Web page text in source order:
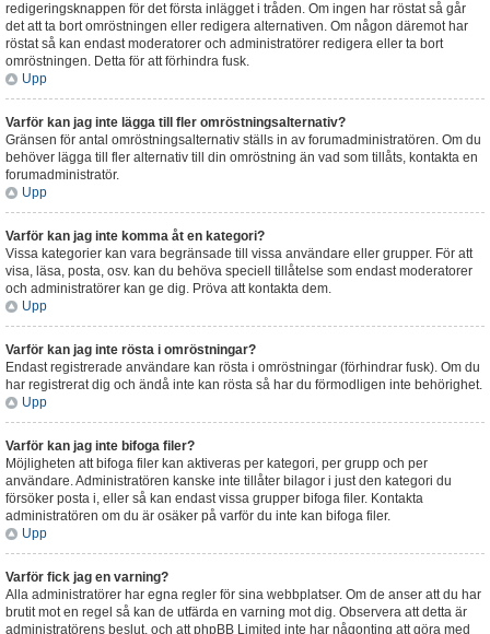
redigeringsknappen för det första inlägget i tråden. Om ingen har röstat så går
det att ta bort omröstningen eller redigera alternativen. Om någon däremot har
röstat så kan endast moderatorer och administratörer redigera eller ta bort
omröstningen. Detta för att förhindra fusk.
Upp
Varför kan jag inte lägga till fler omröstningsalternativ?
Gränsen för antal omröstningsalternativ ställs in av forumadministratören. Om du
behöver lägga till fler alternativ till din omröstning än vad som tillåts, kontakta en
forumadministratör.
Upp
Varför kan jag inte komma åt en kategori?
Vissa kategorier kan vara begränsade till vissa användare eller grupper. För att
visa, läsa, posta, osv. kan du behöva speciell tillåtelse som endast moderatorer
och administratörer kan ge dig. Pröva att kontakta dem.
Upp
Varför kan jag inte rösta i omröstningar?
Endast registrerade användare kan rösta i omröstningar (förhindrar fusk). Om du
har registrerat dig och ändå inte kan rösta så har du förmodligen inte behörighet.
Upp
Varför kan jag inte bifoga filer?
Möjligheten att bifoga filer kan aktiveras per kategori, per grupp och per
användare. Administratören kanske inte tillåter bilagor i just den kategori du
försöker posta i, eller så kan endast vissa grupper bifoga filer. Kontakta
administratören om du är osäker på varför du inte kan bifoga filer.
Upp
Varför fick jag en varning?
Alla administratörer har egna regler för sina webbplatser. Om de anser att du har
brutit mot en regel så kan de utfärda en varning mot dig. Observera att detta är
administratörens beslut, och att phpBB Limited inte har någonting att göra med